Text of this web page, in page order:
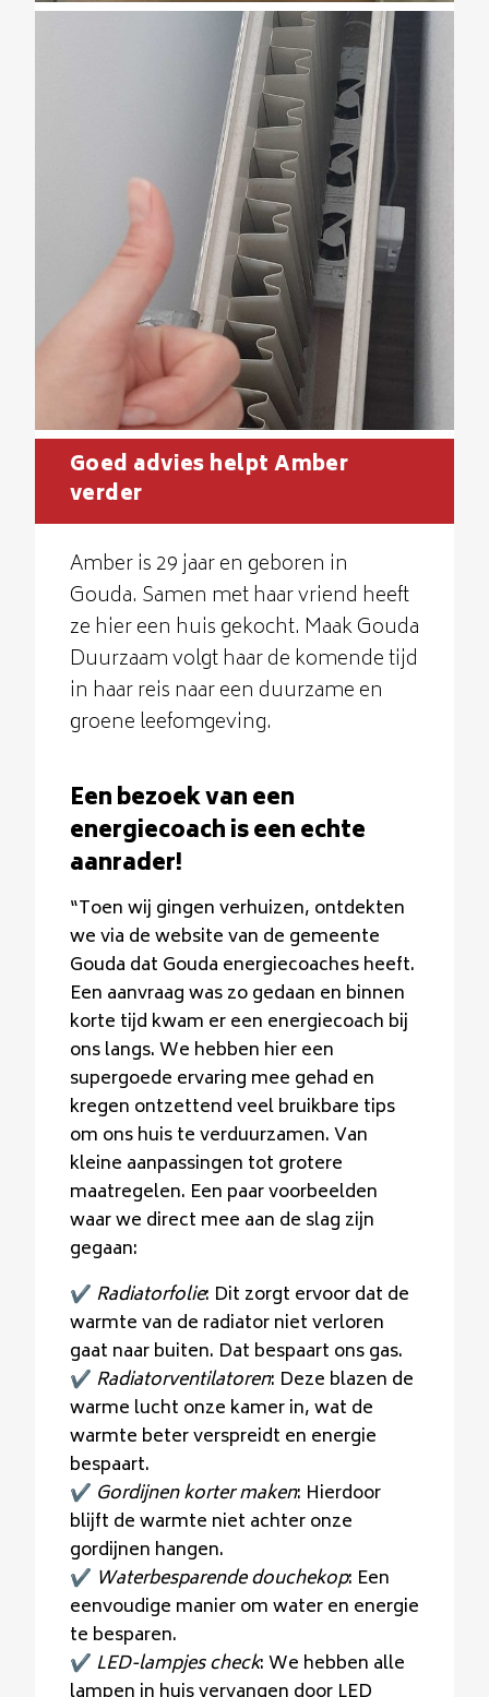
Goed advies helpt Amber
verder
Amber is 29 jaar en geboren in
Gouda. Samen met haar vriend heeft
ze hier een huis gekocht. Maak Gouda
Duurzaam volgt haar de komende tijd
in haar reis naar een duurzame en
groene leefomgeving.
Een bezoek van een
energiecoach is een echte
aanrader!
“Toen wij gingen verhuizen, ontdekten
we via de website van de gemeente
Gouda dat Gouda energiecoaches heeft.
Een aanvraag was zo gedaan en binnen
korte tijd kwam er een energiecoach bij
ons langs. We hebben hier een
supergoede ervaring mee gehad en
kregen ontzettend veel bruikbare tips
om ons huis te verduurzamen. Van
kleine aanpassingen tot grotere
maatregelen. Een paar voorbeelden
waar we direct mee aan de slag zijn
gegaan:
✔️ Radiatorfolie: Dit zorgt ervoor dat de
warmte van de radiator niet verloren
gaat naar buiten. Dat bespaart ons gas.
✔️ Radiatorventilatoren: Deze blazen de
warme lucht onze kamer in, wat de
warmte beter verspreidt en energie
bespaart.
✔️ Gordijnen korter maken: Hierdoor
blijft de warmte niet achter onze
gordijnen hangen.
✔️ Waterbesparende douchekop: Een
eenvoudige manier om water en energie
te besparen.
✔️ LED-lampjes check: We hebben alle